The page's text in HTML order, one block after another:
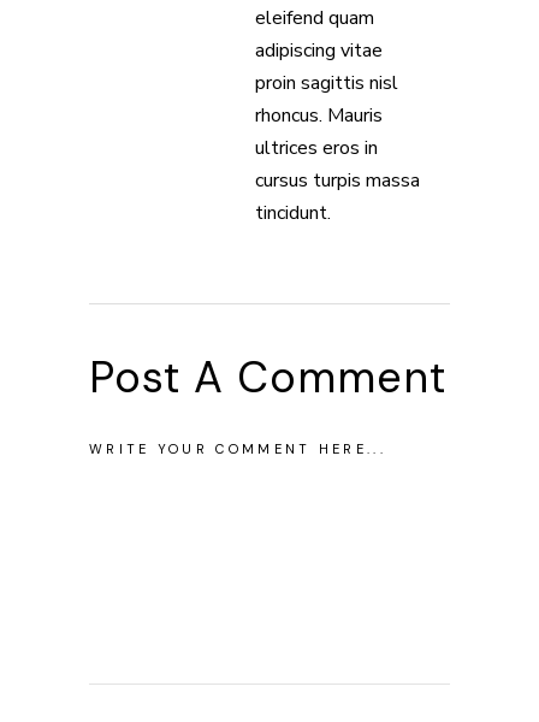
eleifend quam
adipiscing vitae
proin sagittis nisl
rhoncus. Mauris
ultrices eros in
cursus turpis massa
tincidunt.
Post A Comment